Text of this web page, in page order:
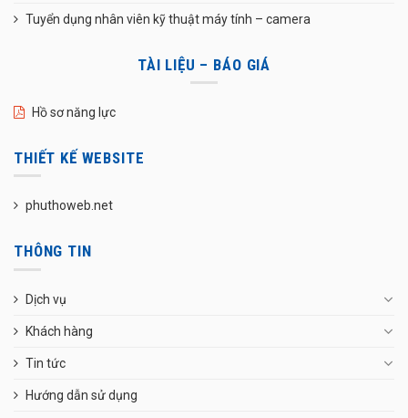
Tuyển dụng nhân viên kỹ thuật máy tính – camera
TÀI LIỆU – BÁO GIÁ
Hồ sơ năng lực
THIẾT KẾ WEBSITE
phuthoweb.net
THÔNG TIN
Dịch vụ
Khách hàng
Tin tức
Hướng dẫn sử dụng